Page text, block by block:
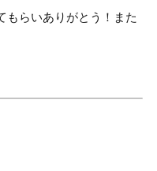
もらいありがとう！また